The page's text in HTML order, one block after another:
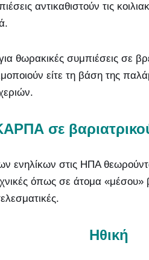
αντικαθιστούν τις
θωρακικές συμπιέσεις σε
είτε τη βάση της
σε
ενηλίκων στις ΗΠΑ
όπως σε άτομα
Ηθική